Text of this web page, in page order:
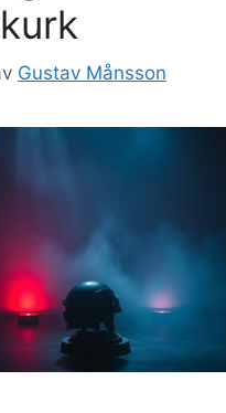
Gustav Månsson